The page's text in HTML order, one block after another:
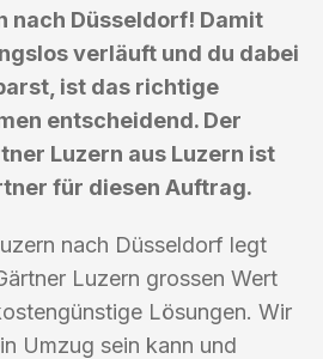
nach Düsseldorf! Damit
verläuft und du dabei
ist das richtige
entscheidend. Der
Luzern aus Luzern ist
für diesen Auftrag.
nach Düsseldorf legt
Luzern grossen Wert
Lösungen. Wir
Umzug sein kann und